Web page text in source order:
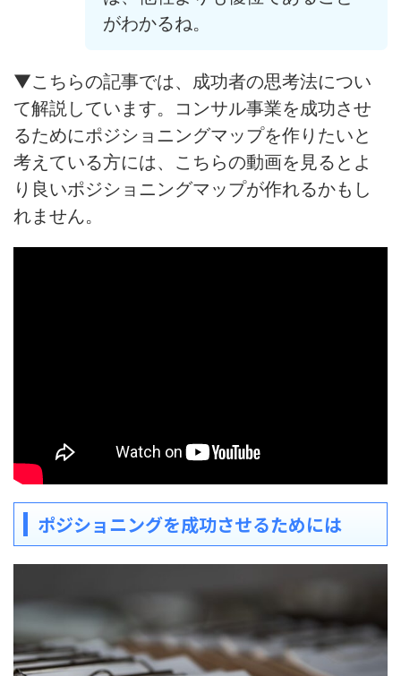
がわかるね。
▼こちらの記事では、成功者の思考法につい
て解説しています。コンサル事業を成功させ
るためにポジショニングマップを作りたいと
考えている方には、こちらの動画を見るとよ
り良いポジショニングマップが作れるかもし
れません。
ポジショニングを成功させるためには